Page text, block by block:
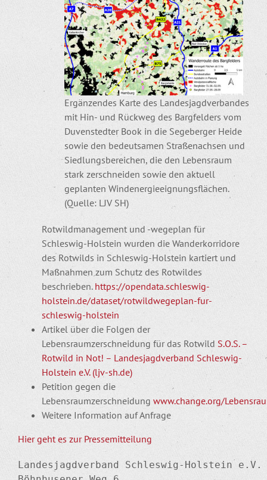
Ergänzendes Karte des Landesjagdverbandes
mit Hin- und Rückweg des Bargfelders vom
Duvenstedter Book in die Segeberger Heide
sowie den bedeutsamen Straßenachsen und
Siedlungsbereichen, die den Lebensraum
stark zerschneiden sowie den aktuell
geplanten Windenergieeignungsflächen.
(Quelle: LJV SH)
Rotwildmanagement und -wegeplan für
Schleswig-Holstein wurden die Wanderkorridore
des Rotwilds in Schleswig-Holstein kartiert und
Maßnahmen zum Schutz des Rotwildes
beschrieben. https://opendata.schleswig-
holstein.de/dataset/rotwildwegeplan-fur-
schleswig-holstein
Artikel über die Folgen der
Lebensraumzerschneidung für das Rotwild S.O.S. –
Rotwild in Not! – Landesjagdverband Schleswig-
Holstein e.V. (ljv-sh.de)
Petition gegen die
Lebensraumzerschneidung www.change.org/
Weitere Information auf Anfrage
Hier geht es zur Pressemitteilung
Landesjagdverband Schleswig-Holstein e.V.